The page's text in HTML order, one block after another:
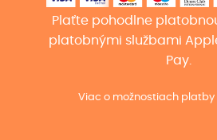
Plaťte pohodlne
platobnými službami
Pay.
Viac o možnostiach platby